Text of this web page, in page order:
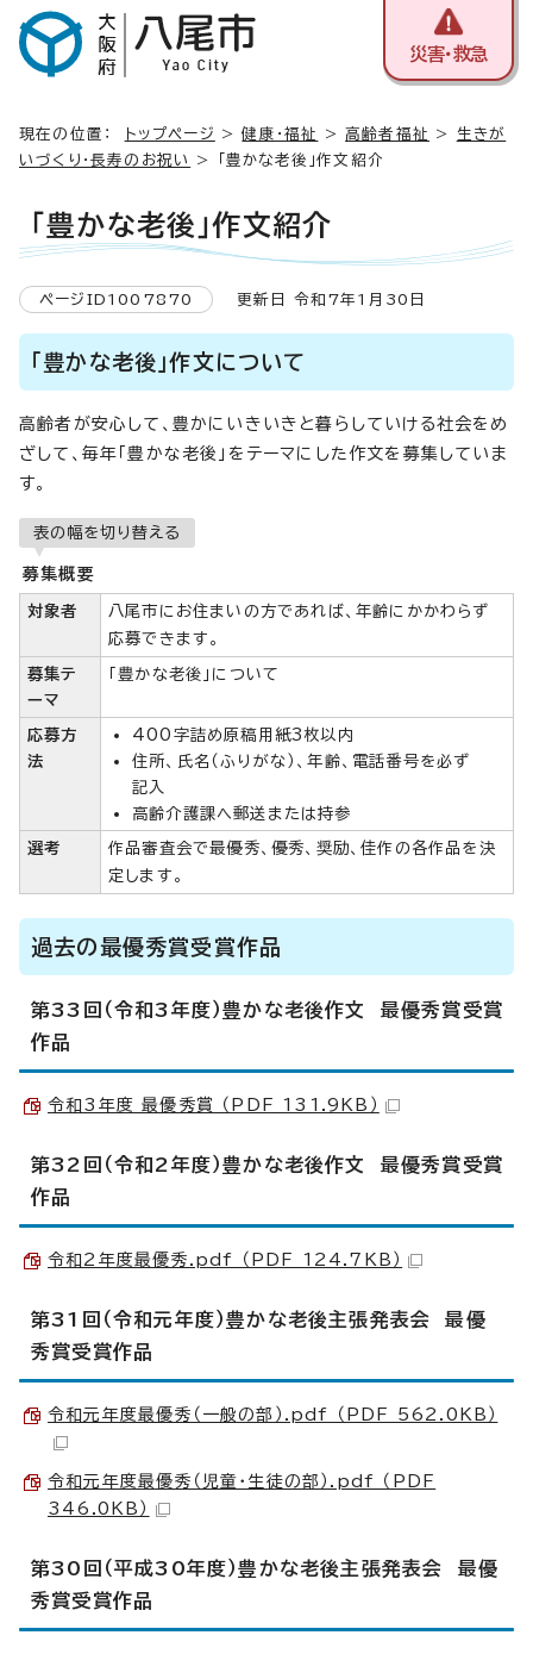
災害・救急
現在の位置： トップページ >健康・福祉 >高齢者福祉 > 生きが
いづくり・長寿のお祝い
> 「豊かな老後」作文紹介
「豊かな老後」作文紹介
ページID1007870 更新日 令和7年1月30日
「豊かな老後」作文について
高齢者が安心して、豊かにいきいきと暮らしていける社会をめ
ざして、毎年「豊かな老後」をテーマにした作文を募集していま
す。
表の幅を切り替える
募集概要
対象者
八尾市にお住まいの方であれば、年齢にかかわらず
応募できます。
募集テ
ーマ
「豊かな老後」について
応募方
法
400字詰め原稿用紙3枚以内
住所、氏名（ふりがな）、年齢、電話番号を必ず
記入
高齢介護課へ郵送または持参
選考
作品審査会で最優秀、優秀、奨励、佳作の各作品を決
定します。
過去の最優秀賞受賞作品
第33回（令和3年度）豊かな老後作文 最優秀賞受賞
作品
令和3年度 最優秀賞 （PDF 131.9KB）
第32回（令和2年度）豊かな老後作文 最優秀賞受賞
作品
令和2年度最優秀.pdf （PDF 124.7KB）
第31回（令和元年度）豊かな老後主張発表会 最優
秀賞受賞作品
令和元年度最優秀（一般の部）.pdf （PDF 562.0KB）
令和元年度最優秀（児童・生徒の部）.pdf （PDF
346.0KB）
第30回（平成30年度）豊かな老後主張発表会 最優
秀賞受賞作品